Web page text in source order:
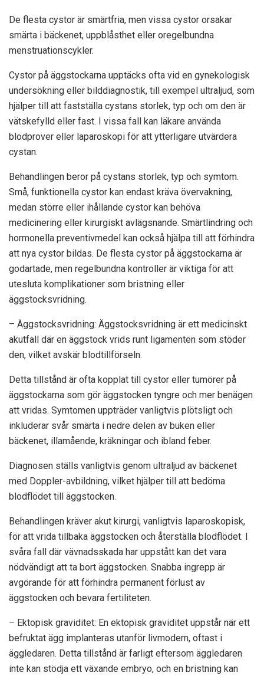
De flesta cystor är smärtfria, men vissa cystor orsakar
smärta i bäckenet, uppblåsthet eller oregelbundna
menstruationscykler.
Cystor på äggstockarna upptäcks ofta vid en gynekologisk
undersökning eller bilddiagnostik, till exempel ultraljud, som
hjälper till att fastställa cystans storlek, typ och om den är
vätskefylld eller fast. I vissa fall kan läkare använda
blodprover eller laparoskopi för att ytterligare utvärdera
cystan.
Behandlingen beror på cystans storlek, typ och symtom.
Små, funktionella cystor kan endast kräva övervakning,
medan större eller ihållande cystor kan behöva
medicinering eller kirurgiskt avlägsnande. Smärtlindring och
hormonella preventivmedel kan också hjälpa till att förhindra
att nya cystor bildas. De flesta cystor på äggstockarna är
godartade, men regelbundna kontroller är viktiga för att
utesluta komplikationer som bristning eller
äggstocksvridning.
– Äggstocksvridning: Äggstocksvridning är ett medicinskt
akutfall där en äggstock vrids runt ligamenten som stöder
den, vilket avskär blodtillförseln.
Detta tillstånd är ofta kopplat till cystor eller tumörer på
äggstockarna som gör äggstocken tyngre och mer benägen
att vridas. Symtomen uppträder vanligtvis plötsligt och
inkluderar svår smärta i nedre delen av buken eller
bäckenet, illamående, kräkningar och ibland feber.
Diagnosen ställs vanligtvis genom ultraljud av bäckenet
med Doppler-avbildning, vilket hjälper till att bedöma
blodflödet till äggstocken.
Behandlingen kräver akut kirurgi, vanligtvis laparoskopisk,
för att vrida tillbaka äggstocken och återställa blodflödet. I
svåra fall där vävnadsskada har uppstått kan det vara
nödvändigt att ta bort äggstocken. Snabba ingrepp är
avgörande för att förhindra permanent förlust av
äggstocken och bevara fertiliteten.
– Ektopisk graviditet: En ektopisk graviditet uppstår när ett
befruktat ägg implanteras utanför livmodern, oftast i
äggledaren. Detta tillstånd är farligt eftersom äggledaren
inte kan stödja ett växande embryo, och en bristning kan